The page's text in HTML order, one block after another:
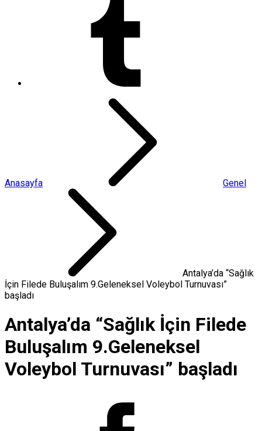
Anasayfa Genel
Antalya’da “Sağlık
İçin Filede Buluşalım 9.Geleneksel Voleybol Turnuvası”
başladı
Antalya’da “Sağlık İçin Filede
Buluşalım 9.Geleneksel
Voleybol Turnuvası” başladı